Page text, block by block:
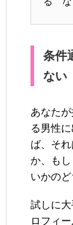
条件
ない
あなた
る男性
ば、そ
か、も
いかのど
試しに
ロフィ